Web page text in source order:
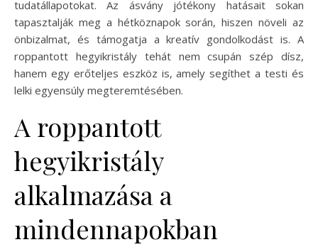
tudatállapotokat. Az ásvány jótékony hatásait sokan
tapasztalják meg a hétköznapok során, hiszen növeli az
önbizalmat, és támogatja a kreatív gondolkodást is. A
roppantott hegyikristály tehát nem csupán szép dísz,
hanem egy erőteljes eszköz is, amely segíthet a testi és
lelki egyensúly megteremtésében.
A roppantott
hegyikristály
alkalmazása a
mindennapokban